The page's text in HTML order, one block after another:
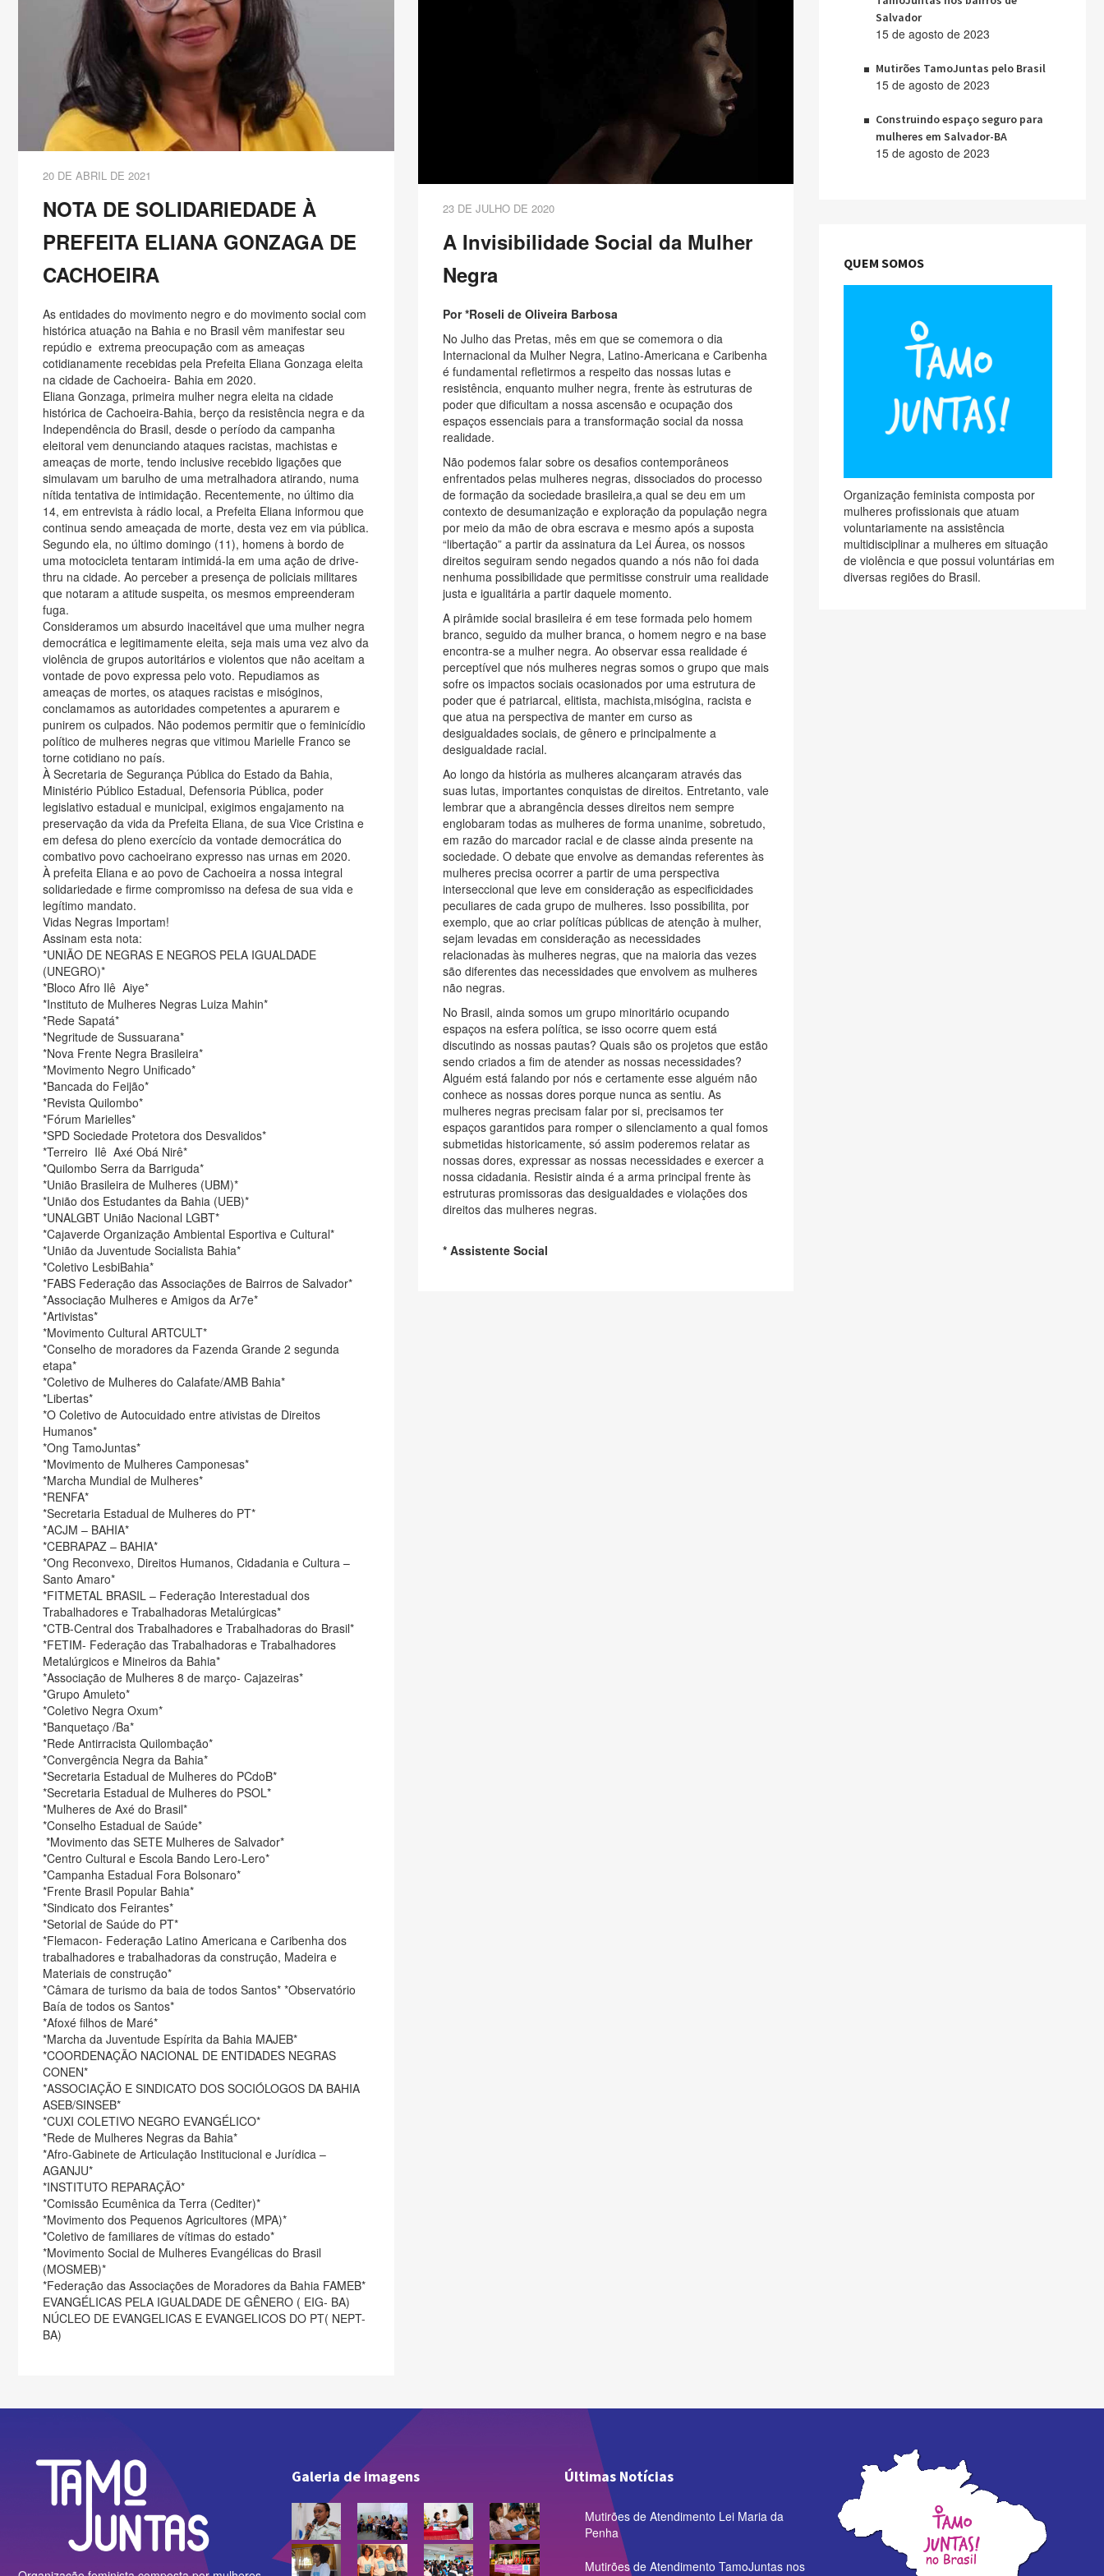
20 DE ABRIL DE 2021
NOTA DE SOLIDARIEDADE À
PREFEITA ELIANA GONZAGA DE
CACHOEIRA
As entidades do movimento negro e do movimento social com
histórica atuação na Bahia e no Brasil vêm manifestar seu
repúdio e extrema preocupação com as ameaças
cotidianamente recebidas pela Prefeita Eliana Gonzaga eleita
na cidade de Cachoeira- Bahia em 2020.
Eliana Gonzaga, primeira mulher negra eleita na cidade
histórica de Cachoeira-Bahia, berço da resistência negra e da
Independência do Brasil, desde o período da campanha
eleitoral vem denunciando ataques racistas, machistas e
ameaças de morte, tendo inclusive recebido ligações que
simulavam um barulho de uma metralhadora atirando, numa
nítida tentativa de intimidação. Recentemente, no último dia
14, em entrevista à rádio local, a Prefeita Eliana informou que
continua sendo ameaçada de morte, desta vez em via pública.
Segundo ela, no último domingo (11), homens à bordo de
uma motocicleta tentaram intimidá-la em uma ação de drive-
thru na cidade. Ao perceber a presença de policiais militares
que notaram a atitude suspeita, os mesmos empreenderam
fuga.
Consideramos um absurdo inaceitável que uma mulher negra
democrática e legitimamente eleita, seja mais uma vez alvo da
violência de grupos autoritários e violentos que não aceitam a
vontade de povo expressa pelo voto. Repudiamos as
ameaças de mortes, os ataques racistas e misóginos,
conclamamos as autoridades competentes a apurarem e
punirem os culpados. Não podemos permitir que o feminicídio
político de mulheres negras que vitimou Marielle Franco se
torne cotidiano no país.
À Secretaria de Segurança Pública do Estado da Bahia,
Ministério Público Estadual, Defensoria Pública, poder
legislativo estadual e municipal, exigimos engajamento na
preservação da vida da Prefeita Eliana, de sua Vice Cristina e
em defesa do pleno exercício da vontade democrática do
combativo povo cachoeirano expresso nas urnas em 2020.
À prefeita Eliana e ao povo de Cachoeira a nossa integral
solidariedade e firme compromisso na defesa de sua vida e
legítimo mandato.
Vidas Negras Importam!
Assinam esta nota:
*UNIÃO DE NEGRAS E NEGROS PELA IGUALDADE
(UNEGRO)*
*Bloco Afro Ilê Aiye*
*Instituto de Mulheres Negras Luiza Mahin*
*Rede Sapatá*
*Negritude de Sussuarana*
*Nova Frente Negra Brasileira*
*Movimento Negro Unificado*
*Bancada do Feijão*
*Revista Quilombo*
*Fórum Marielles*
*SPD Sociedade Protetora dos Desvalidos*
*Terreiro Ilê Axé Obá Nirê*
*Quilombo Serra da Barriguda*
*União Brasileira de Mulheres (UBM)*
*União dos Estudantes da Bahia (UEB)*
*UNALGBT União Nacional LGBT*
*Cajaverde Organização Ambiental Esportiva e Cultural*
*União da Juventude Socialista Bahia*
*Coletivo LesbiBahia*
*FABS Federação das Associações de Bairros de Salvador*
*Associação Mulheres e Amigos da Ar7e*
*Artivistas*
*Movimento Cultural ARTCULT*
*Conselho de moradores da Fazenda Grande 2 segunda
etapa*
*Coletivo de Mulheres do Calafate/AMB Bahia*
*Libertas*
*O Coletivo de Autocuidado entre ativistas de Direitos
Humanos*
*Ong TamoJuntas*
*Movimento de Mulheres Camponesas*
*Marcha Mundial de Mulheres*
*RENFA*
*Secretaria Estadual de Mulheres do PT*
*ACJM – BAHIA*
*CEBRAPAZ – BAHIA*
*Ong Reconvexo, Direitos Humanos, Cidadania e Cultura –
Santo Amaro*
*FITMETAL BRASIL – Federação Interestadual dos
Trabalhadores e Trabalhadoras Metalúrgicas*
*CTB-Central dos Trabalhadores e Trabalhadoras do Brasil*
*FETIM- Federação das Trabalhadoras e Trabalhadores
Metalúrgicos e Mineiros da Bahia*
*Associação de Mulheres 8 de março- Cajazeiras*
*Grupo Amuleto*
*Coletivo Negra Oxum*
*Banquetaço /Ba*
*Rede Antirracista Quilombação*
*Convergência Negra da Bahia*
*Secretaria Estadual de Mulheres do PCdoB*
*Secretaria Estadual de Mulheres do PSOL*
*Mulheres de Axé do Brasil*
*Conselho Estadual de Saúde*
*Movimento das SETE Mulheres de Salvador*
*Centro Cultural e Escola Bando Lero-Lero*
*Campanha Estadual Fora Bolsonaro*
*Frente Brasil Popular Bahia*
*Sindicato dos Feirantes*
*Setorial de Saúde do PT*
*Flemacon- Federação Latino Americana e Caribenha dos
trabalhadores e trabalhadoras da construção, Madeira e
Materiais de construção*
*Câmara de turismo da baia de todos Santos* *Observatório
Baía de todos os Santos*
*Afoxé filhos de Maré*
*Marcha da Juventude Espírita da Bahia MAJEB*
*COORDENAÇÃO NACIONAL DE ENTIDADES NEGRAS
CONEN*
*ASSOCIAÇÃO E SINDICATO DOS SOCIÓLOGOS DA BAHIA
ASEB/SINSEB*
*CUXI COLETIVO NEGRO EVANGÉLICO*
*Rede de Mulheres Negras da Bahia*
*Afro-Gabinete de Articulação Institucional e Jurídica –
AGANJU*
*INSTITUTO REPARAÇÃO*
*Comissão Ecumênica da Terra (Cediter)*
*Movimento dos Pequenos Agricultores (MPA)*
*Coletivo de familiares de vítimas do estado*
*Movimento Social de Mulheres Evangélicas do Brasil
(MOSMEB)*
*Federação das Associações de Moradores da Bahia FAMEB*
EVANGÉLICAS PELA IGUALDADE DE GÊNERO ( EIG- BA)
NÚCLEO DE EVANGELICAS E EVANGELICOS DO PT( NEPT-
BA)
23 DE JULHO DE 2020
A Invisibilidade Social da Mulher
Negra
Por *Roseli de Oliveira Barbosa
No Julho das Pretas, mês em que se comemora o dia
Internacional da Mulher Negra, Latino-Americana e Caribenha
é fundamental refletirmos a respeito das nossas lutas e
resistência, enquanto mulher negra, frente às estruturas de
poder que dificultam a nossa ascensão e ocupação dos
espaços essenciais para a transformação social da nossa
realidade.
Não podemos falar sobre os desafios contemporâneos
enfrentados pelas mulheres negras, dissociados do processo
de formação da sociedade brasileira,a qual se deu em um
contexto de desumanização e exploração da população negra
por meio da mão de obra escrava e mesmo após a suposta
“libertação” a partir da assinatura da Lei Áurea, os nossos
direitos seguiram sendo negados quando a nós não foi dada
nenhuma possibilidade que permitisse construir uma realidade
justa e igualitária a partir daquele momento.
A pirâmide social brasileira é em tese formada pelo homem
branco, seguido da mulher branca, o homem negro e na base
encontra-se a mulher negra. Ao observar essa realidade é
perceptível que nós mulheres negras somos o grupo que mais
sofre os impactos sociais ocasionados por uma estrutura de
poder que é patriarcal, elitista, machista,misógina, racista e
que atua na perspectiva de manter em curso as
desigualdades sociais, de gênero e principalmente a
desigualdade racial.
Ao longo da história as mulheres alcançaram através das
suas lutas, importantes conquistas de direitos. Entretanto, vale
lembrar que a abrangência desses direitos nem sempre
englobaram todas as mulheres de forma unanime, sobretudo,
em razão do marcador racial e de classe ainda presente na
sociedade. O debate que envolve as demandas referentes às
mulheres precisa ocorrer a partir de uma perspectiva
interseccional que leve em consideração as especificidades
peculiares de cada grupo de mulheres. Isso possibilita, por
exemplo, que ao criar políticas públicas de atenção à mulher,
sejam levadas em consideração as necessidades
relacionadas às mulheres negras, que na maioria das vezes
são diferentes das necessidades que envolvem as mulheres
não negras.
No Brasil, ainda somos um grupo minoritário ocupando
espaços na esfera política, se isso ocorre quem está
discutindo as nossas pautas? Quais são os projetos que estão
sendo criados a fim de atender as nossas necessidades?
Alguém está falando por nós e certamente esse alguém não
conhece as nossas dores porque nunca as sentiu. As
mulheres negras precisam falar por si, precisamos ter
espaços garantidos para romper o silenciamento a qual fomos
submetidas historicamente, só assim poderemos relatar as
nossas dores, expressar as nossas necessidades e exercer a
nossa cidadania. Resistir ainda é a arma principal frente às
estruturas promissoras das desigualdades e violações dos
direitos das mulheres negras.
* Assistente Social
Salvador
15 de agosto de 2023
Mutirões TamoJuntas pelo Brasil
15 de agosto de 2023
Construindo espaço seguro para
mulheres em Salvador-BA
15 de agosto de 2023
QUEM SOMOS
Organização feminista composta por
mulheres profissionais que atuam
voluntariamente na assistência
multidisciplinar a mulheres em situação
de violência e que possui voluntárias em
diversas regiões do Brasil.
Galeria de imagens Últimas Notícias
Mutirões de Atendimento Lei Maria da
Penha
Mutirões de Atendimento TamoJuntas nos